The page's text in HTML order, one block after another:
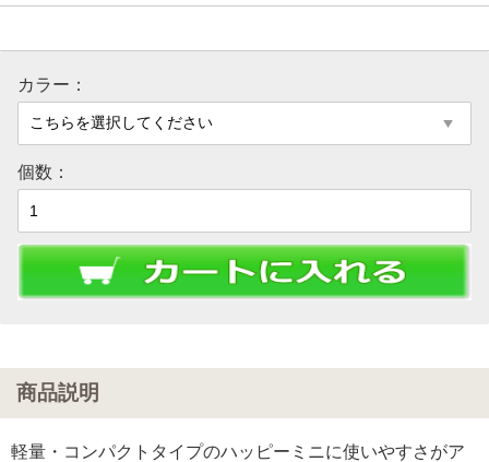
カラー：
個数：
商品説明
軽量・コンパクトタイプのハッピーミニに使いやすさがア